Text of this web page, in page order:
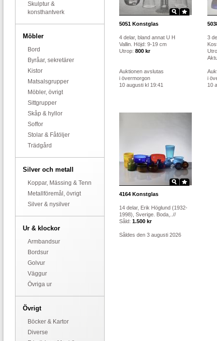
Skulptur &
konsthantverk
Möbler
Bord
Byråar, sekretärer
Kistor
Matsalsgrupper
Möbler, övrigt
Sittgrupper
Skåp & hyllor
Soffor
Stolar & Fåtöljer
Trädgård
Silver och metall
Koppar, Mässing & Tenn
Metallföremål, övrigt
Silver & nysilver
Ur & klockor
Armbandsur
Bordsur
Golvur
Väggur
Övriga ur
Övrigt
Böcker & Kartor
Diverse
5051 Konstglas
4 delar, bland annat U H
Vallin. Höjd: 9-19 cm
Utrop: 800 kr
Auktionen avslutas
i övermorgon
10 augusti kl 19:41
3
i
10
4164 Konstglas
14 delar, Erik Höglund (1932-
1998), Sverige. Boda,..//
Såld: 1.500 kr
Såldes den 3 augusti 2026